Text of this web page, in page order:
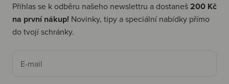
Přihlas se k odběru našeho newslettru a dostaneš200 Kč
na první nákup! Novinky, tipy a speciální nabídky přímo
do tvojí schránky.
E-mail